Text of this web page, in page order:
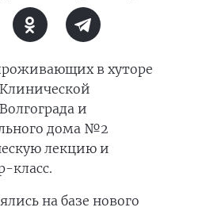
в хуторе
и
дома №2
лекцию и
класс.
на базе нового